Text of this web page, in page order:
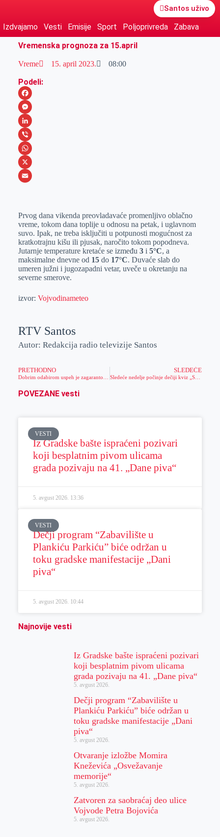
Santos uživo
Izdvajamo Vesti Emisije Sport Poljoprivreda
Zabava
Vremenska prognoza za 15.april
Vreme 15. april 2023. 08:00
Podeli:
F
a
c
e
b
o
M
e
s
s
e
e
r
L
i
n
k
I
n
V
i
b
W
h
s
A
p
p
X
a
i
l
Prvog dana vikenda preovladavaće promenljivo oblačno
vreme, tokom dana toplije u odnosu na petak, i uglavnom
suvo. Ipak, ne treba isključiti u potpunosti mogućnost za
kratkotrajnu kišu ili pjusak, naročito tokom popodneva.
Jutarnje temperature kretaće se između 3i 5°C, a
maksimalne dnevne od 15do 17°C. Duvaće slab do
umeren južni i jugozapadni vetar, uveče u okretanju na
severne smerove.
izvor: Vojvodinameteo
RTV Santos
Autor: Redakcija radio televizije Santos
PRETHODNO SLEDEĆE
POVEZANE vesti
VESTI
Iz Gradske bašte ispraćeni pozivari
koji besplatnim pivom ulicama
grada pozivaju na 41. „Dane piva“
5. avgust 2026. 13:36
VESTI
Dečji program “Zabavilište u
Plankiću Parkiću” biće održan u
toku gradske manifestacije „Dani
piva“
5. avgust 2026. 10:44
Najnovije vesti
Iz Gradske bašte ispraćeni pozivari
koji besplatnim pivom ulicama
grada pozivaju na 41. „Dane piva“
5. avgust 2026.
Dečji program “Zabavilište u
Plankiću Parkiću” biće održan u
toku gradske manifestacije „Dani
piva“
5. avgust 2026.
Otvaranje izložbe Momira
Kneževića „Osvežavanje
memorije“
5. avgust 2026.
Zatvoren za saobraćaj deo ulice
Vojvode Petra Bojovića
5. avgust 2026.